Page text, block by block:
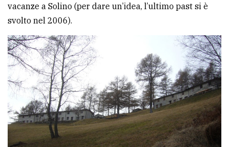
vacanze a Solino (per dare un’idea, l’ultimo past si è
svolto nel 2006).